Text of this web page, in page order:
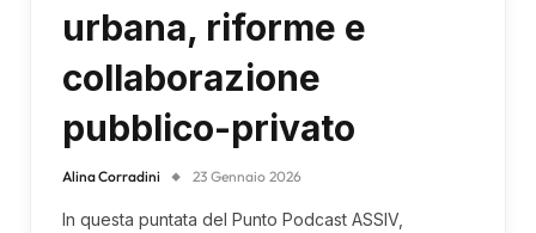
urbana, riforme e
collaborazione
pubblico-privato
Alina Corradini 23 Gennaio 2026
In questa puntata del Punto Podcast ASSIV,